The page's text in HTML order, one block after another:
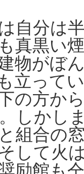
自分は
真黒い
物がぼ
立って
の方か
しかし
組合の
して火
励館も